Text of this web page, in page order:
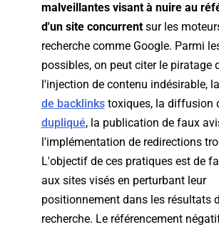
malveillantes visant à nuire au
d'un site concurrentsur les
recherche comme Google. Parmi
possibles, on peut citer le piratage
l'injection de contenu indésirable, la
de backlinkstoxiques, la diffusion
dupliqué, la publication de faux
l'implémentation de redirections
L'objectif de ces pratiques est de
aux sites visés en perturbant leur
positionnement dans les résultats
recherche. Le référencement